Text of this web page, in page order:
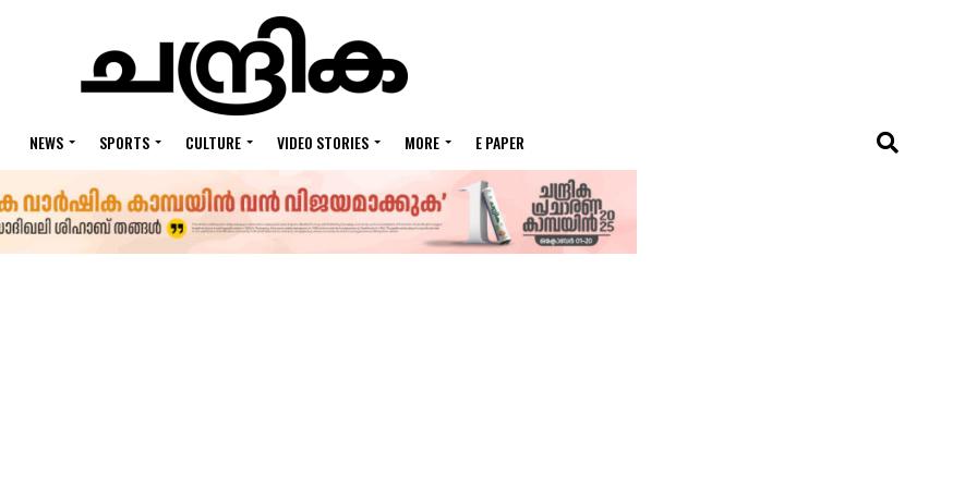
NEWS SPORTS CULTURE VIDEO STORIES MORE E PAPER